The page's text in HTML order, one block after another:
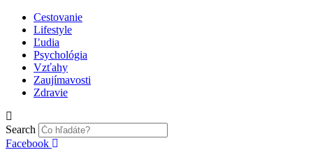
Cestovanie
Lifestyle
Ľudia
Psychológia
Vzťahy
Zaujímavosti
Zdravie
Search
Facebook